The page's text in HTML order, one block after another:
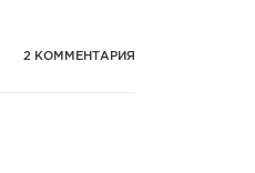
2 КОММЕНТАРИЯ